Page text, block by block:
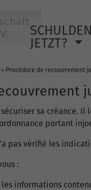
JETZT?
> Procédure de recouvrement
sa créance.
portant
pas vérifié les
:
informations